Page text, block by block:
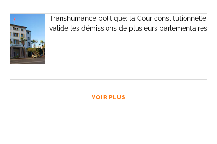
Transhumance politique: la Cour constitutionnelle
valide les démissions de plusieurs parlementaires
VOIR PLUS